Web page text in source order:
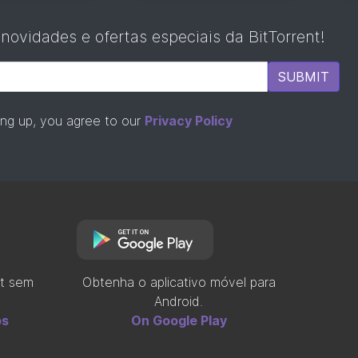
e ofertas especiais da BitTorrent!
SUBMIT
up, you agree to our Privacy Policy
sem
Obtenha o aplicativo móvel para
Android.
On Google Play